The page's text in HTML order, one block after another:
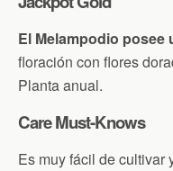
El Melampodio posee
floración con flores
Planta anual.
Care Must-Knows
Es muy fácil de cultivar